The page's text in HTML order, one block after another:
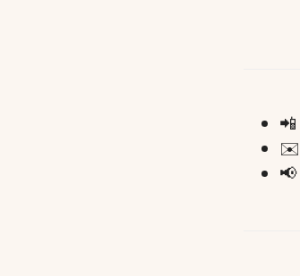
📲
✉️
📢